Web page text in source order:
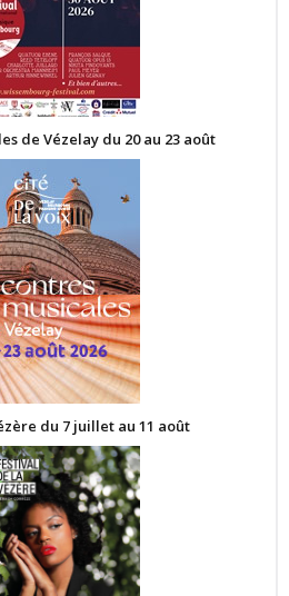
de Vézelay du 20 au 23 août
du 7 juillet au 11 août